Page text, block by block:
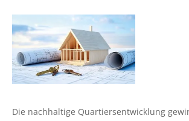
Die nachhaltige Quartiersentwicklung